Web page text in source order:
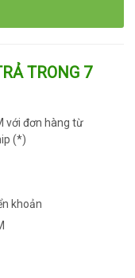
TRONG 7
với đơn hàng từ
(*)
khoản